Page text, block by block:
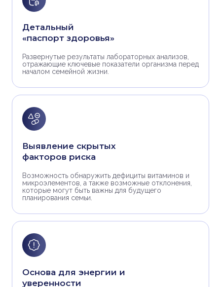
Детальный
«паспорт здоровья»
Развернутые результаты лабораторных анализов,
отражающие ключевые показатели организма перед
началом семейной жизни.
Выявление скрытых
факторов риска
Возможность обнаружить дефициты витаминов и
микроэлементов, а также возможные отклонения,
которые могут быть важны для будущего
планирования семьи.
Основа для энергии и
уверенности